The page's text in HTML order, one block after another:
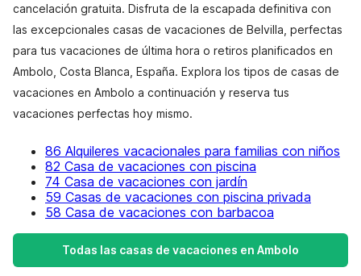
cancelación gratuita. Disfruta de la escapada definitiva con
las excepcionales casas de vacaciones de Belvilla, perfectas
para tus vacaciones de última hora o retiros planificados en
Ambolo, Costa Blanca, España. Explora los tipos de casas de
vacaciones en Ambolo a continuación y reserva tus
vacaciones perfectas hoy mismo.
86 Alquileres vacacionales para familias con niños
82 Casa de vacaciones con piscina
74 Casa de vacaciones con jardín
59 Casas de vacaciones con piscina privada
58 Casa de vacaciones con barbacoa
Todas las casas de vacaciones en Ambolo